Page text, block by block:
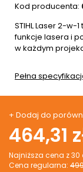
Kod producenta:
STIHL Laser 2-w-
funkcje lasera i
w każdym
Pełna
+ Dodaj do
464,31
Najniższa cena z 30
Cena regularna: